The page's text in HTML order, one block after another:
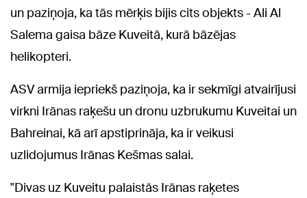
un paziņoja, ka tās mērķis bijis cits objekts - Ali Al
Salema gaisa bāze Kuveitā, kurā bāzējas
helikopteri.
ASV armija iepriekš paziņoja, ka ir sekmīgi atvairījusi
virkni Irānas raķešu un dronu uzbrukumu Kuveitai un
Bahreinai, kā arī apstiprināja, ka ir veikusi
uzlidojumus Irānas Kešmas salai.
"Divas uz Kuveitu palaistās Irānas raķetes